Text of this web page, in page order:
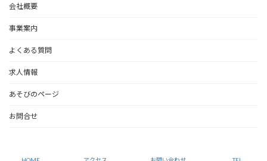
会社概要
事業案内
よくある質問
求人情報
あそびのページ
お問合せ